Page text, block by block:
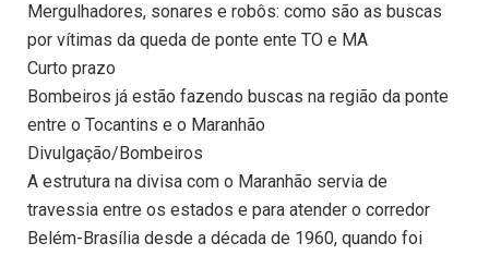
Mergulhadores, sonares e robôs: como são as buscas
por vítimas da queda de ponte ente TO e MA
Curto prazo
Bombeiros já estão fazendo buscas na região da ponte
entre o Tocantins e o Maranhão
Divulgação/Bombeiros
A estrutura na divisa com o Maranhão servia de
travessia entre os estados e para atender o corredor
Belém-Brasília desde a década de 1960, quando foi